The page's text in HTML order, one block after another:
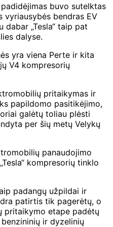
buvo sutelktas
vyriausybės bendras EV
„Tesla“ taip pat
dalyse.
yra viena Perte ir kita
V4 kompresorių
pritaikymas ir
papildomo pasitikėjimo,
galėtų toliau plėsti
per šių metų Velykų
panaudojimo
kompresorių tinklo
padangų užpildai ir
patirtis tik pagerėtų, o
pritaikymo etape padėtų
ir dyzelinių